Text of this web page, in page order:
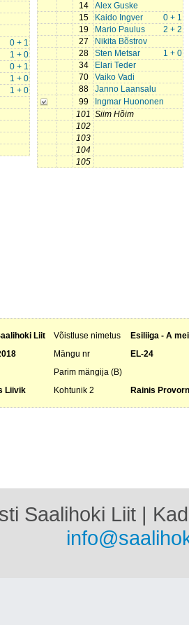
0 + 1
1 + 0
0 + 1
1 + 0
1 + 0
14
Alex Guske
15
0 + 1
Kaido Ingver
19
2 + 2
Mario Paulus
27
Nikita Bõstrov
28
1 + 0
Sten Metsar
34
Elari Teder
70
Vaiko Vadi
88
Janno Laansalu
99
Ingmar Huononen
101 Siim Hõim
102
103
104
105
Liit Võistluse nimetus
Esiliiga - A
Mängu nr
EL-24
Parim mängija (B)
Liivik Kohtunik 2 Rainis
Saalihoki Liit |